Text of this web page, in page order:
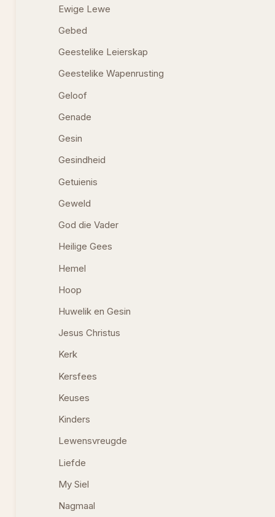
Ewige Lewe
Gebed
Geestelike Leierskap
Geestelike Wapenrusting
Geloof
Genade
Gesin
Gesindheid
Getuienis
Geweld
God die Vader
Heilige Gees
Hemel
Hoop
Huwelik en Gesin
Jesus Christus
Kerk
Kersfees
Keuses
Kinders
Lewensvreugde
Liefde
My Siel
Nagmaal